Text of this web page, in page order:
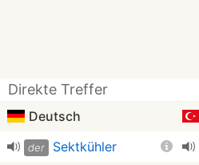
Direkte Treffer
Deutsch
der Sektkühler